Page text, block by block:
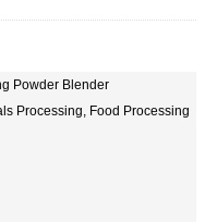
Powder Blender
Processing, Food Processing